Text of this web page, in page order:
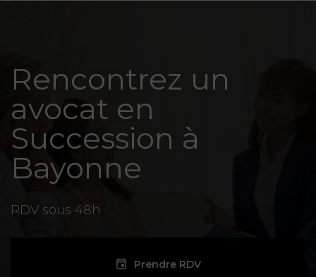
Rencontrez un
avocat en
Succession à
Bayonne
RDV sous 48h
Prendre RDV